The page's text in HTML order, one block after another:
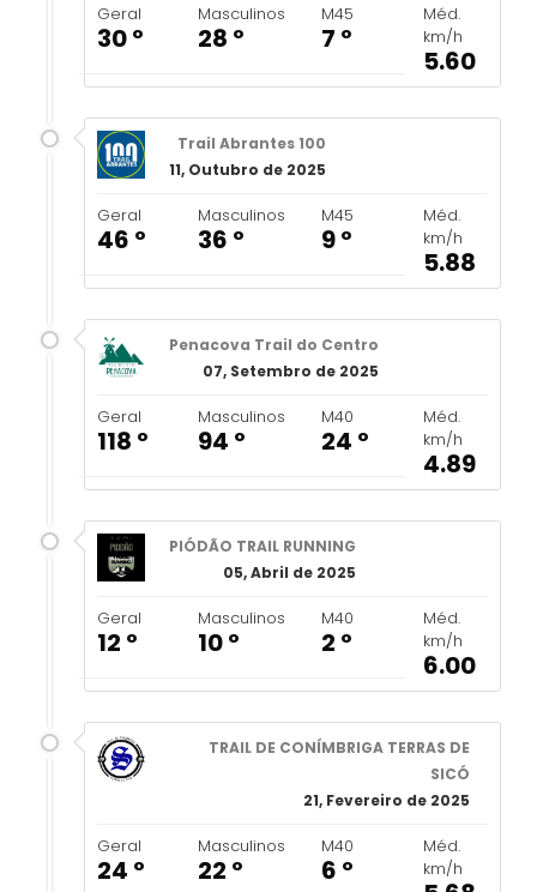
Geral
30 º
Masculinos
28 º
M45
7 º
Méd.
km/h
5.60
Trail Abrantes 100
11, Outubro de 2025
Geral
46 º
Masculinos
36 º
M45
9 º
Méd.
km/h
5.88
Penacova Trail do Centro
07, Setembro de 2025
Geral
118 º
Masculinos
94 º
M40
24 º
Méd.
km/h
4.89
PIÓDÃO TRAIL RUNNING
05, Abril de 2025
Geral
12 º
Masculinos
10 º
M40
2 º
Méd.
km/h
6.00
TRAIL DE CONÍMBRIGA TERRAS DE
SICÓ
21, Fevereiro de 2025
Geral
24 º
Masculinos
22 º
M40
6 º
Méd.
km/h